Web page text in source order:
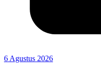
6 Agustus 2026